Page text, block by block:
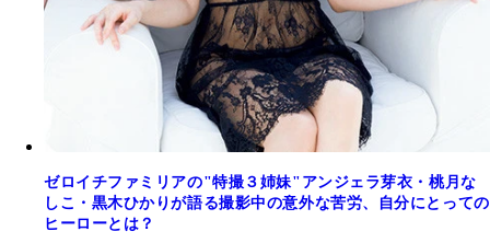
ゼロイチファミリアの"特撮３姉妹"アンジェラ芽衣・桃月な
しこ・黒木ひかりが語る撮影中の意外な苦労、自分にとっての
ヒーローとは？